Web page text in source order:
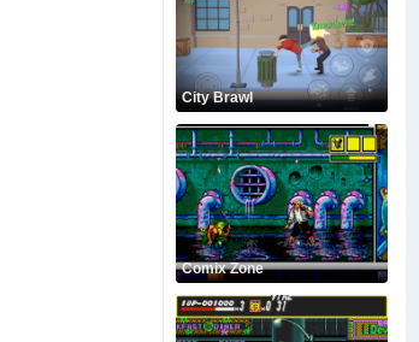
City Brawl
Comix Zone